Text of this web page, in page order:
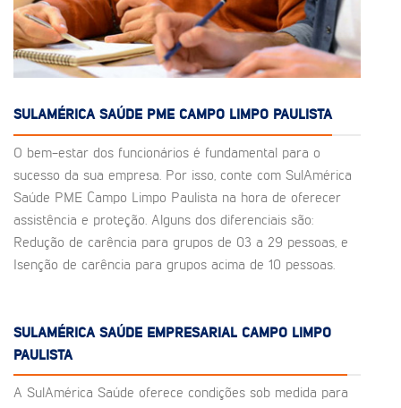
SULAMÉRICA SAÚDE PME CAMPO LIMPO PAULISTA
O bem-estar dos funcionários é fundamental para o
sucesso da sua empresa. Por isso, conte com SulAmérica
Saúde PME Campo Limpo Paulista na hora de oferecer
assistência e proteção. Alguns dos diferenciais são:
Redução de carência para grupos de 03 a 29 pessoas, e
Isenção de carência para grupos acima de 10 pessoas.
SULAMÉRICA SAÚDE EMPRESARIAL CAMPO LIMPO
PAULISTA
A SulAmérica Saúde oferece condições sob medida para